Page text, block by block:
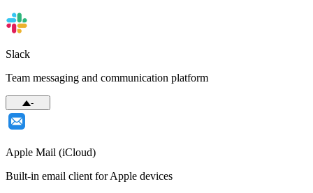
Slack
Team messaging and communication platform
-
Apple Mail (iCloud)
Built-in email client for Apple devices